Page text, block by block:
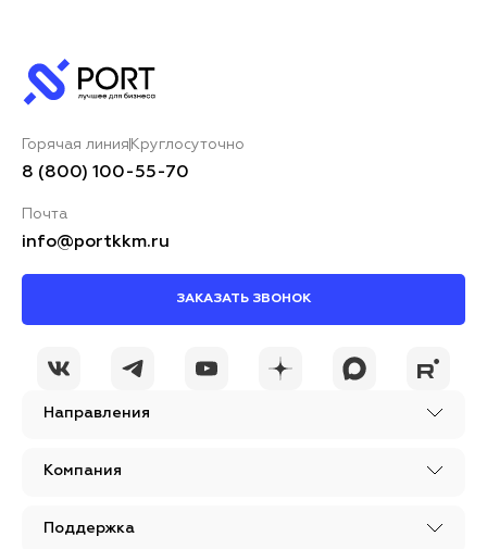
Направления
Компания
Поддержка
Горячая линия Круглосуточно
8 (800) 100-55-70
Почта
info@portkkm.ru
ЗАКАЗАТЬ ЗВОНОК